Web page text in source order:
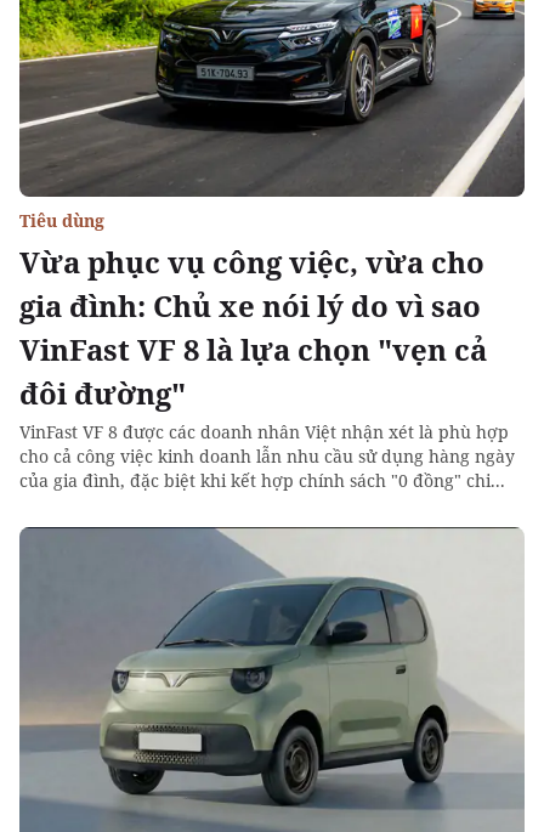
Vừa phục vụ công việc, vừa cho
gia đình: Chủ xe nói lý do vì sao
VinFast VF 8 là lựa chọn "vẹn cả
đôi đường"
Tiêu dùng
VinFast VF 8 được các doanh nhân Việt nhận xét là phù hợp
cho cả công việc kinh doanh lẫn nhu cầu sử dụng hàng ngày
của gia đình, đặc biệt khi kết hợp chính sách "0 đồng" chi...